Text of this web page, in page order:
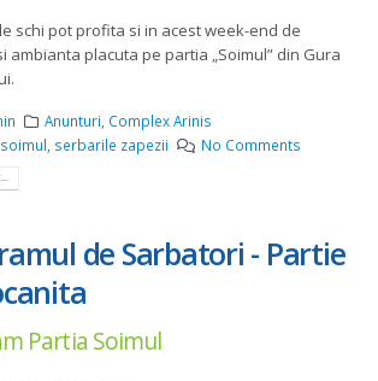
schi pot profita si in acest week-end de
ambianta placuta pe partia „Soimul” din Gura
Anunturi, Complex Arinis
, serbarile zapezii No Comments
de Sarbatori - Partie
Partia Soimul